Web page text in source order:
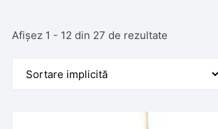
Afișez 1 - 12 din 27 de rezultate